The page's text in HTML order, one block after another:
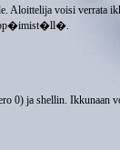
Aloittelija voisi verrata
0) ja shellin. Ikkunaan